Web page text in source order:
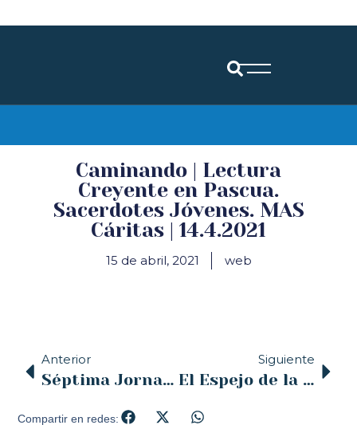
Caminando | Lectura
Creyente en Pascua.
Sacerdotes Jóvenes. MAS
Cáritas | 14.4.2021
15 de abril, 2021 web
Anterior
Séptima Jornada diocesana de Pastoral de la Salud – Campaña del Enfermo 2021
Siguiente
El Espejo de la Iglesia – COPE – 16/04/2021
Compartir en redes: